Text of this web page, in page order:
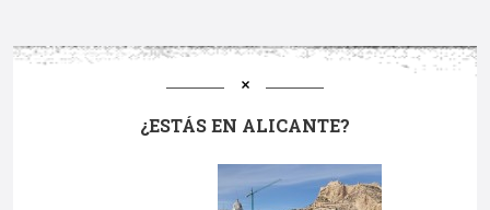
¿ESTÁS EN ALICANTE?